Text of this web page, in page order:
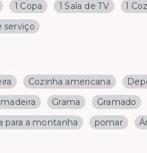
1 Copa 1 Sala de TV 1
serviço
Cozinha americana
Grama Gramado
para a montanha pomar